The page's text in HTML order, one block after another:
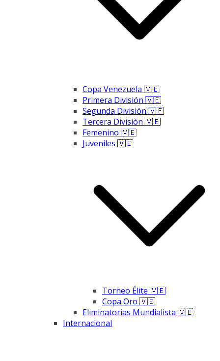
Copa Venezuela 🇻🇪
Primera División 🇻🇪
Segunda División 🇻🇪
Tercera División 🇻🇪
Femenino 🇻🇪
Juveniles 🇻🇪
Torneo Élite 🇻🇪
Copa Oro 🇻🇪
Eliminatorias Mundialista 🇻🇪
Internacional